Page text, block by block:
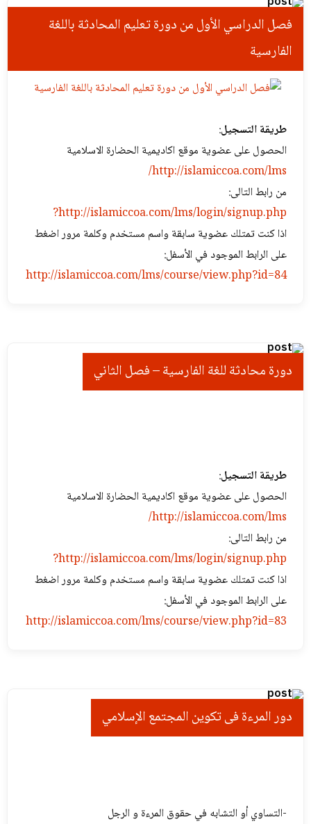
فصل الدراسي الأول من دورة تعلیم المحادثة باللغة
الفارسیة
طريقة التسجيل:
الحصول على عضوية موقع اكاديمية الحضارة الاسلامية
http://islamiccoa.com/lms/
من رابط التالی:
http://islamiccoa.com/lms/login/signup.php?
اذا كنت تمتلك عضوية سابقة واسم مستخدم وكلمة مرور اضغط
على الرابط الموجود في الأسفل:
http://islamiccoa.com/lms/course/view.php?id=84
دورة محادثة للغة الفارسیة – فصل الثاني
طريقة التسجيل:
الحصول على عضوية موقع اكاديمية الحضارة الاسلامية
http://islamiccoa.com/lms/
من رابط التالی:
http://islamiccoa.com/lms/login/signup.php?
اذا كنت تمتلك عضوية سابقة واسم مستخدم وكلمة مرور اضغط
على الرابط الموجود في الأسفل:
http://islamiccoa.com/lms/course/view.php?id=83
دور المرءة فی تکوین المجتمع الإسلامي
-التساوي أو التشابه في حقوق المرءة و الرجل